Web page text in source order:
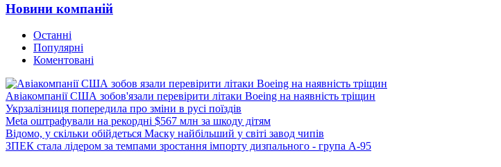
Новини компаній
Останні
Популярні
Коментовані
Авіакомпанії США зобов'язали перевірити літаки Boeing на наявність тріщин
Укрзалізниця попередила про зміни в русі поїздів
Meta оштрафували на рекордні $567 млн за шкоду дітям
Відомо, у скільки обійдеться Маску найбільший у світі завод чипів
ЗПЕК стала лідером за темпами зростання імпорту дизпального - група А-95